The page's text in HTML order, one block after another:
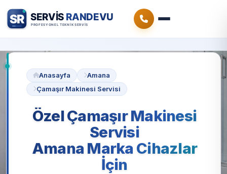
Anasayfa
Amana
Çamaşır Makinesi Servisi
Özel Çamaşır Makinesi
Servisi
Amana Marka Cihazlar
İçin